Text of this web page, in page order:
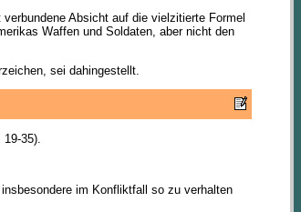
Absicht auf die vielzitierte Formel
Waffen und Soldaten, aber nicht den
sei dahingestellt.
35).
im Konfliktfall so zu verhalten